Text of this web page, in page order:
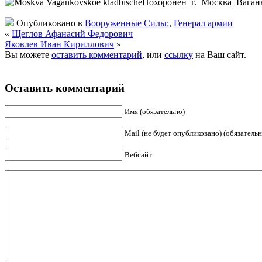
Опубликовано в Вооруженные Силы:, Генерал армии
« Щеглов Афанасий Федорович
Яковлев Иван Кириллович »
Вы можете оставить комментарий, или ссылку на Ваш сайт.
Оставить комментарий
Имя (обязательно)
Mail (не будет опубликовано)
Вебсайт